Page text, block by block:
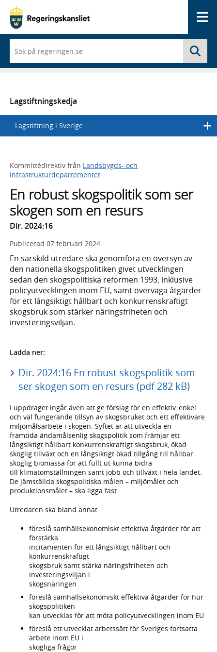
du
börjar
skriva
en
lista
med
sökförslag
Lagstiftningskedja
Lagstiftning i Sverige
Kommittédirektiv från Landsbygds- och
infrastrukturdepartementet
En robust skogspolitik som ser
skogen som en resurs
Dir. 2024:16
Publicerad 07 februari 2024
En särskild utredare ska genomföra en översyn av
den nationella skogspolitiken givet utvecklingen
sedan den skogspolitiska reformen 1993, inklusive
policyutvecklingen inom EU, samt överväga åtgärder
för ett långsiktigt hållbart och konkurrenskraftigt
skogsbruk som stärker näringsfriheten och
investeringsviljan.
Ladda ner:
Dir. 2024:16 En robust skogspolitik som
ser skogen som en resurs (pdf 282 kB)
I uppdraget ingår även att ge förslag för en effektiv, enkel
och väl fungerande tillsyn av skogsbruket och ett effektivare
miljömålsarbete i skogen. Syftet är att utveckla en
framtida ändamålsenlig skogspolitik som främjar ett
långsiktigt hållbart konkurrenskraftigt skogsbruk, ökad
skoglig tillväxt och en långsiktigt ökad tillgång till hållbar
skoglig biomassa för att fullt ut kunna bidra
till klimatomställningen samt jobb och tillväxt i hela landet.
De jämställda skogspolitiska målen – miljömålet och
produktionsmålet – ska ligga fast.
Utredaren ska bland annat
föreslå samhällsekonomiskt effektiva åtgärder för att
förstärka
incitamenten för ett långsiktigt hållbart och
konkurrenskraftigt
skogsbruk samt stärka näringsfriheten och
investeringsviljan i
skogsnäringen
föreslå samhällsekonomiskt effektiva åtgärder för hur
skogspolitiken
kan utvecklas för att möta policyutvecklingen inom EU
föreslå ett utvecklat arbetssätt för Sveriges fortsatta
arbete inom EU i
skogliga frågor